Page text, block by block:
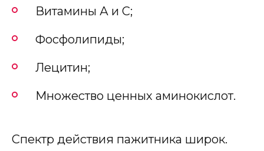
Витамины А и С;
Фосфолипиды;
Лецитин;
Множество ценных аминокислот.
Спектр действия пажитника широк.